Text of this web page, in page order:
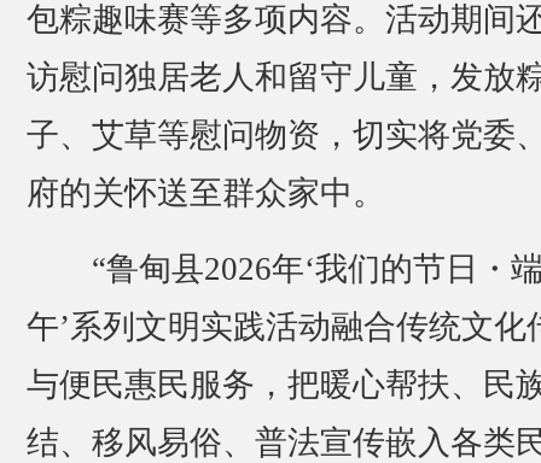
包粽趣味赛等多项内容。活动期间
访慰问独居老人和留守儿童，发放
子、艾草等慰问物资，切实将党委
府的关怀送至群众家中。
“鲁甸县2026年‘我们的节日・
午’系列文明实践活动融合传统文化
与便民惠民服务，把暖心帮扶、民
结、移风易俗、普法宣传嵌入各类